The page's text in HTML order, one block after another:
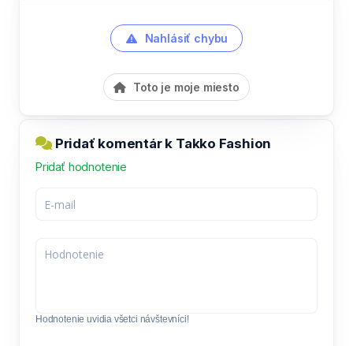
Nahlásiť chybu
Toto je moje miesto
Pridať komentár k Takko Fashion
Pridať hodnotenie
Hodnotenie uvidia všetci návštevníci!